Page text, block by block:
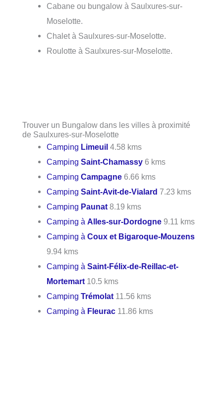
Cabane ou bungalow à Saulxures-sur-
Moselotte.
Chalet à Saulxures-sur-Moselotte.
Roulotte à Saulxures-sur-Moselotte.
Trouver un Bungalow dans les villes à proximité
de Saulxures-sur-Moselotte
Camping Limeuil 4.58 kms
CampingSaint-Chamassy 6 kms
CampingCampagne 6.66 kms
CampingSaint-Avit-de-Vialard 7.23 kms
Camping Paunat 8.19 kms
Camping àAlles-sur-Dordogne 9.11 kms
Camping àCoux et Bigaroque-Mouzens
9.94 kms
Camping àSaint-Félix-de-Reillac-et-
Mortemart 10.5 kms
CampingTrémolat 11.56 kms
Camping à Fleurac 11.86 kms